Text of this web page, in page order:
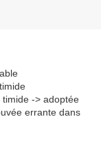
-> adoptée
errante dans